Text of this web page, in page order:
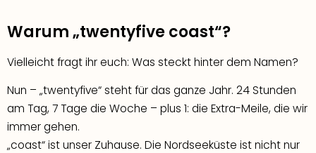
Warum „twentyfive coast“?​​
Vielleicht fragt ihr euch: Was steckt hinter dem Namen?
Nun – „twentyfive“ steht für das ganze Jahr. 24 Stunden
am Tag, 7 Tage die Woche – plus 1: die Extra-Meile, die wir
immer gehen.
„coast“ ist unser Zuhause. Die Nordseeküste ist nicht nur